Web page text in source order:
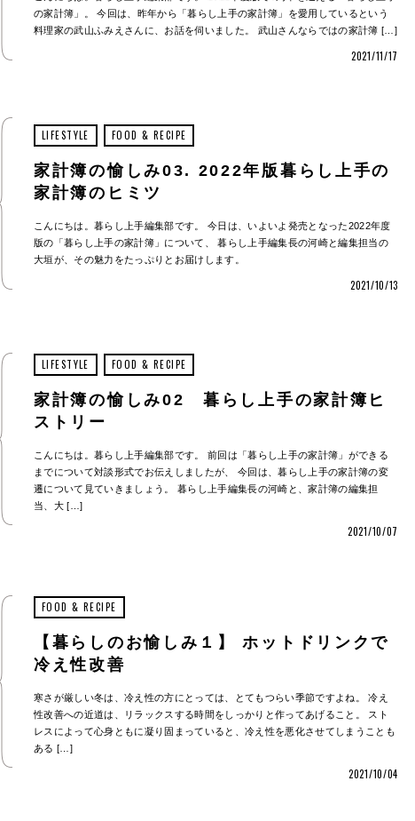
の家計簿」。 今回は、昨年から「暮らし上手の家計簿」を愛用しているという
料理家の武山ふみえさんに、お話を伺いました。 武山さんならではの家計簿 […]
2021/11/17
LIFESTYLE FOOD & RECIPE
家計簿の愉しみ03. 2022年版暮らし上手の
家計簿のヒミツ
こんにちは。暮らし上手編集部です。 今日は、いよいよ発売となった2022年度
版の「暮らし上手の家計簿」について、 暮らし上手編集長の河崎と編集担当の
大垣が、その魅力をたっぷりとお届けします。
2021/10/13
LIFESTYLE FOOD & RECIPE
家計簿の愉しみ02 暮らし上手の家計簿ヒ
ストリー
こんにちは。暮らし上手編集部です。 前回は「暮らし上手の家計簿」ができる
までについて対談形式でお伝えしましたが、 今回は、暮らし上手の家計簿の変
遷について見ていきましょう。 暮らし上手編集長の河崎と、家計簿の編集担
当、大 […]
2021/10/07
FOOD & RECIPE
【暮らしのお愉しみ１】 ホットドリンクで
冷え性改善
寒さが厳しい冬は、冷え性の方にとっては、とてもつらい季節ですよね。 冷え
性改善への近道は、リラックスする時間をしっかりと作ってあげること。 スト
レスによって心身ともに凝り固まっていると、冷え性を悪化させてしまうことも
ある […]
2021/10/04